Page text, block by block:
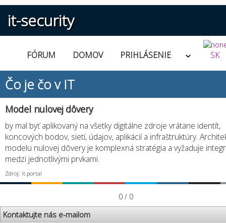
it-security
FÓRUM DOMOV PRIHLÁSENIE SK
Čo je čo v IT
Model nulovej dôvery
by mal byť aplikovaný na všetky digitálne zdroje vrátane identít,
koncových bodov, sietí, údajov, aplikácií a infraštruktúry.
modelu nulovej dôvery je komplexná stratégia a vyžaduje
medzi jednotlivými prvkami.
Zdroj: it.portal
0 / 0
Kontaktujte nás e-mailom